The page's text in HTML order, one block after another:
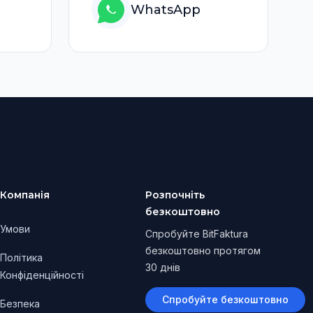
WhatsApp
Компанія
Умови
Політика
Конфіденційності
Безпека
Розпочніть
безкоштовно
Спробуйте BitFaktura
безкоштовно протягом
30 днів
Спробуйте безкоштовно